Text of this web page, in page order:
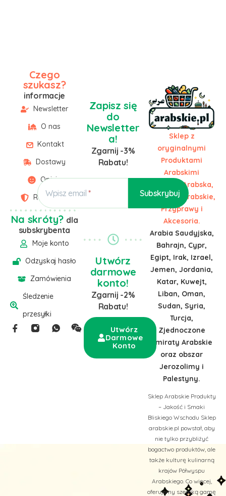
Czego
szukasz?
informacje
Newsletter
O nas
Kontakt
Dostawy
Opinie
Regulamin
Na skróty? dla
subskrybenta
Moje konto
Odzyskaj hasło
Zamówienia
Śledzenie
przesyłki
Sklep z
oryginalnymi
Produktami
Arabskimi
Żywność Arabska,
Słodycze Arabskie,
Przyprawy i
Akcesoria.
Arabia Saudyjska,
Bahrajn, Cypr,
Egipt, Irak, Izrael,
Jemen, Jordania,
Katar, Kuwejt,
Liban, Oman,
Sudan, Syria,
Turcja,
Zjednoczone
Emiraty Arabskie
oraz obszar
Jerozolimy i
Palestyny.
Sklep Arabskie Produkty
– Jakość i Smaki
Bliskiego Wschodu Sklep
arabskie.pl powstał, aby
nie tylko przybliżyć
bogactwo produktów, ale
także kulturę kulinarną
krajów Półwyspu
Arabskiego. Co więcej,
oferujemy szeroką gamę
Zapisz się
do
Newsletter
a!
Zgarnij -3%
Rabatu!
Wpisz email
Utwórz
darmowe
konto!
Zgarnij -2%
Rabatu!
Utwórz
Darmowe
Konto